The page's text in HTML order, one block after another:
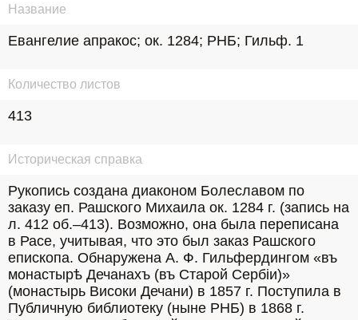
Название
Евангелие апракос; ок. 1284; РНБ; Гильф. 1
Количество листов
413
Историческая справка
Рукопись создана диаконом Болеславом по
заказу еп. Рашского Михаила ок. 1284 г. (запись на
л. 412 об.–413). Возможно, она была переписана
в Расе, учитывая, что это был заказ Рашского
епископа. Обнаружена А. Ф. Гильфердингом «въ
монастырѣ Дечанахъ (въ Старой Сербiи)»
(монастырь Високи Дечани) в 1857 г. Поступила в
Публичную библиотеку (ныне РНБ) в 1868 г.